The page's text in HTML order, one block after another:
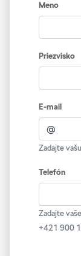
Meno
Priezvisko
E-mail
Zadajte
Telefón
Zadajte
+421 900